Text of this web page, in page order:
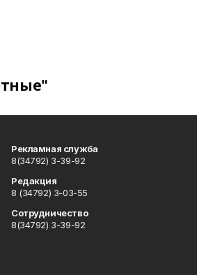
Рекламная служба
8(34792) 3-39-92
Редакция
8 (34792) 3-03-55
Сотрудничество
8(34792) 3-39-92